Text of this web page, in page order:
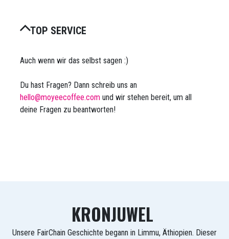
TOP SERVICE
Auch wenn wir das selbst sagen :)
Du hast Fragen? Dann schreib uns an
hello@moyeecoffee.com und wir stehen bereit, um all
deine Fragen zu beantworten!
KRONJUWEL
Unsere FairChain Geschichte begann in Limmu, Äthiopien. Dieser